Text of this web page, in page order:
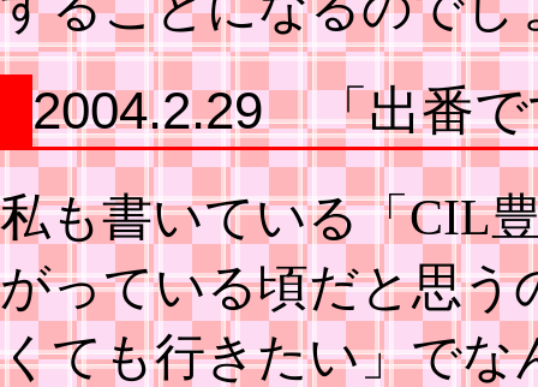
2004.2.29 「出番で
私も書いている「CIL
がっている頃だと思う
くても行きたい」でな